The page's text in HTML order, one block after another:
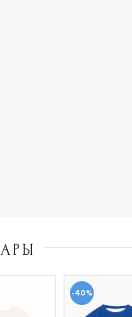
-40%